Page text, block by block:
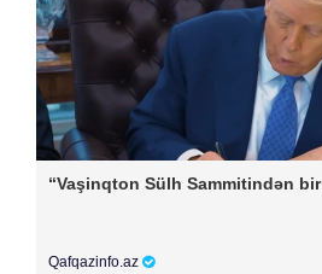
“Vaşinqton Sülh Sammitindən
Qafqazinfo.az